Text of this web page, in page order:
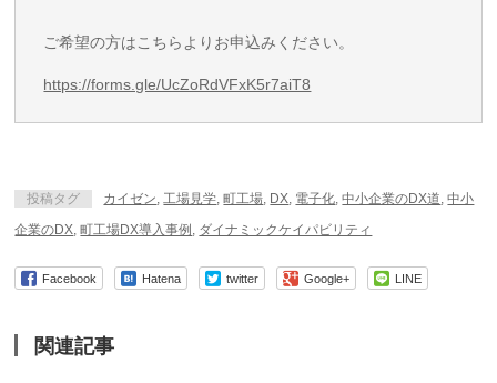
ご希望の方はこちらよりお申込みください。
https://forms.gle/UcZoRdVFxK5r7aiT8
投稿タグ カイゼン 工場見学 ,町工場 DX 電子化 ,中小企業のDX道 ,中小
企業のDX ,町工場DX導入事例 ダイナミックケイパビリティ
Facebook Hatena twitter Google+ LINE
関連記事